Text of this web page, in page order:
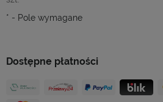
Dostępne płatności
* - Pole wymagane